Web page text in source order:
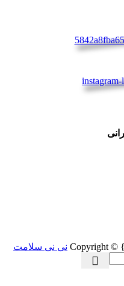
Copyright © نی نی سلامت